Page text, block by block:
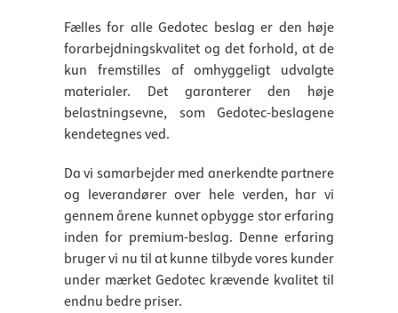
Fælles for alle Gedotec beslag er den høje
forarbejdningskvalitet og det forhold, at de
kun fremstilles af omhyggeligt udvalgte
materialer. Det garanterer den høje
belastningsevne, som Gedotec-beslagene
kendetegnes ved.
Da vi samarbejder med anerkendte partnere
og leverandører over hele verden, har vi
gennem årene kunnet opbygge stor erfaring
inden for premium-beslag. Denne erfaring
bruger vi nu til at kunne tilbyde vores kunder
under mærket Gedotec krævende kvalitet til
endnu bedre priser.